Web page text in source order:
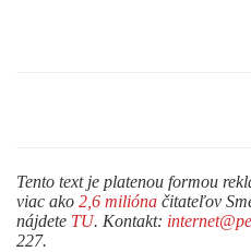
Tento text je platenou formou
viac ako 2,6 milióna čitateľov
nájdete TU. Kontakt:
227.